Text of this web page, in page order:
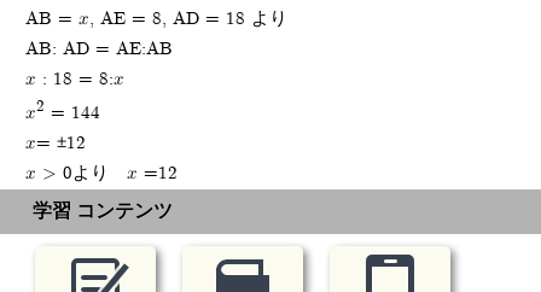
AB = x, AE = 8, AD = 18 より
AB: AD = AE:AB
x : 18 = 8:x
x2 = 144
x= ±12
x > 0より x =12
学習 コンテンツ